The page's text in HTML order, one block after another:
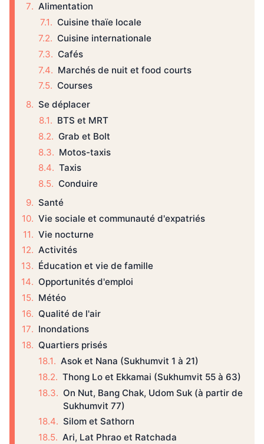
Alimentation
Cuisine thaïe locale
Cuisine internationale
Cafés
Marchés de nuit et food courts
Courses
Se déplacer
BTS et MRT
Grab et Bolt
Motos-taxis
Taxis
Conduire
Santé
Vie sociale et communauté d'expatriés
Vie nocturne
Activités
Éducation et vie de famille
Opportunités d'emploi
Météo
Qualité de l'air
Inondations
Quartiers prisés
Asok et Nana (Sukhumvit 1 à 21)
Thong Lo et Ekkamai (Sukhumvit 55 à 63)
On Nut, Bang Chak, Udom Suk (à partir de
Sukhumvit 77)
Silom et Sathorn
Ari, Lat Phrao et Ratchada